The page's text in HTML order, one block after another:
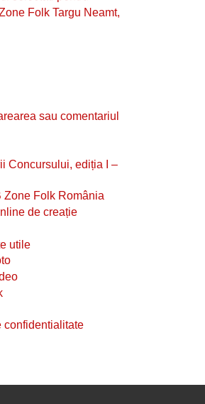
Folk Targu Neamt,
sau comentariul
Concursului, ediția I –
Zone Folk România
de creație
utile
confidentialitate